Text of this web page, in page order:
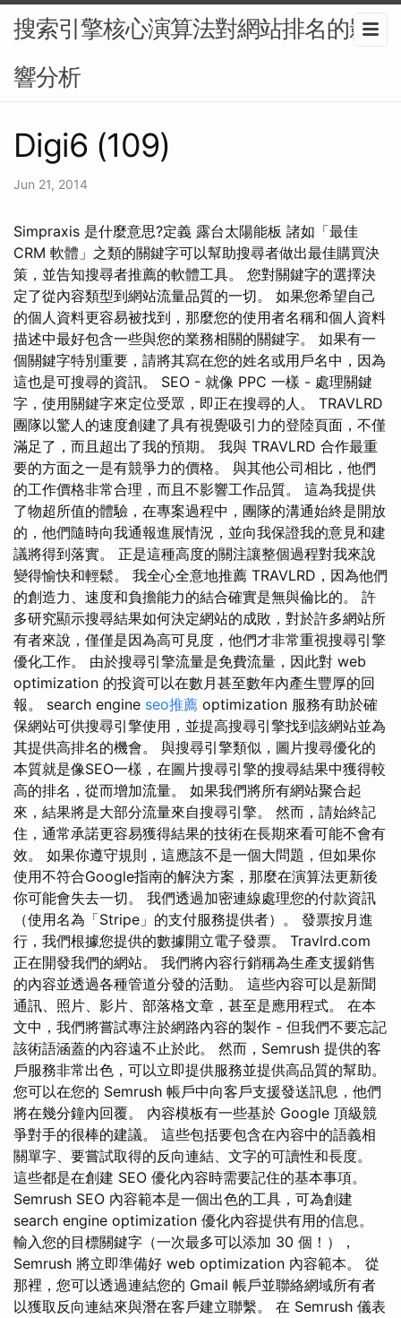
搜索引擎核心演算法對網站排名的影
響分析
Digi6 (109)
Jun 21, 2014
Simpraxis 是什麼意思?定義 露台太陽能板 諸如「最佳
CRM 軟體」之類的關鍵字可以幫助搜尋者做出最佳購買決
策，並告知搜尋者推薦的軟體工具。 您對關鍵字的選擇決
定了從內容類型到網站流量品質的一切。 如果您希望自己
的個人資料更容易被找到，那麼您的使用者名稱和個人資料
描述中最好包含一些與您的業務相關的關鍵字。 如果有一
個關鍵字特別重要，請將其寫在您的姓名或用戶名中，因為
這也是可搜尋的資訊。 SEO - 就像 PPC 一樣 - 處理關鍵
字，使用關鍵字來定位受眾，即正在搜尋的人。 TRAVLRD
團隊以驚人的速度創建了具有視覺吸引力的登陸頁面，不僅
滿足了，而且超出了我的預期。 我與 TRAVLRD 合作最重
要的方面之一是有競爭力的價格。 與其他公司相比，他們
的工作價格非常合理，而且不影響工作品質。 這為我提供
了物超所值的體驗，在專案過程中，團隊的溝通始終是開放
的，他們隨時向我通報進展情況，並向我保證我的意見和建
議將得到落實。 正是這種高度的關注讓整個過程對我來說
變得愉快和輕鬆。 我全心全意地推薦 TRAVLRD，因為他們
的創造力、速度和負擔能力的結合確實是無與倫比的。 許
多研究顯示搜尋結果如何決定網站的成敗，對於許多網站所
有者來說，僅僅是因為高可見度，他們才非常重視搜尋引擎
優化工作。 由於搜尋引擎流量是免費流量，因此對 web
optimization 的投資可以在數月甚至數年內產生豐厚的回
報。 search engine seo推薦 optimization 服務有助於確
保網站可供搜尋引擎使用，並提高搜尋引擎找到該網站並為
其提供高排名的機會。 與搜尋引擎類似，圖片搜尋優化的
本質就是像SEO一樣，在圖片搜尋引擎的搜尋結果中獲得較
高的排名，從而增加流量。 如果我們將所有網站聚合起
來，結果將是大部分流量來自搜尋引擎。 然而，請始終記
住，通常承諾更容易獲得結果的技術在長期來看可能不會有
效。 如果你遵守規則，這應該不是一個大問題，但如果你
使用不符合Google指南的解決方案，那麼在演算法更新後
你可能會失去一切。 我們透過加密連線處理您的付款資訊
（使用名為「Stripe」的支付服務提供者）。 發票按月進
行，我們根據您提供的數據開立電子發票。 Travlrd.com
正在開發我們的網站。 我們將內容行銷稱為生產支援銷售
的內容並透過各種管道分發的活動。 這些內容可以是新聞
通訊、照片、影片、部落格文章，甚至是應用程式。 在本
文中，我們將嘗試專注於網路內容的製作 - 但我們不要忘記
該術語涵蓋的內容遠不止於此。 然而，Semrush 提供的客
戶服務非常出色，可以立即提供服務並提供高品質的幫助。
您可以在您的 Semrush 帳戶中向客戶支援發送訊息，他們
將在幾分鐘內回覆。 內容模板有一些基於 Google 頂級競
爭對手的很棒的建議。 這些包括要包含在內容中的語義相
關單字、要嘗試取得的反向連結、文字的可讀性和長度。
這些都是在創建 SEO 優化內容時需要記住的基本事項。
Semrush SEO 內容範本是一個出色的工具，可為創建
search engine optimization 優化內容提供有用的信息。
輸入您的目標關鍵字（一次最多可以添加 30 個！），
Semrush 將立即準備好 web optimization 內容範本。 從
那裡，您可以透過連結您的 Gmail 帳戶並聯絡網域所有者
以獲取反向連結來與潛在客戶建立聯繫。 在 Semrush 儀表